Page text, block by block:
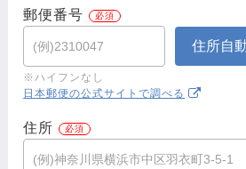
郵便番号
※ハイフンなし
日本郵便の公式サイトで調べる
住所